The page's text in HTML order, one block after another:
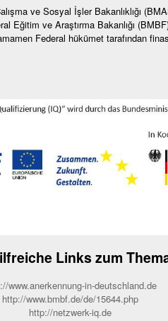
ve Sosyal İşler Bakanlıklığı
Eğitim ve Araştırma Bakanlığı
Federal hükümet tarafından
Links zum
www.anerkennung-in-deutschland.de
http://www.bmbf.de/de/15644.php
http://netzwerk-iq.de